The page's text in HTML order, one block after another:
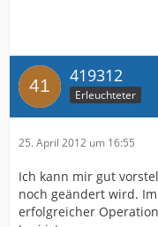
419312
Erleuchteter
25. April 2012 um 16:55
Ich kann mir gut
noch geändert wird.
erfolgreicher